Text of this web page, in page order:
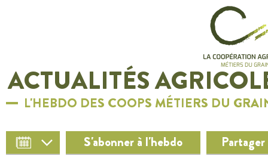
ACTUALITÉS
L'HEBDO DES COOPS MÉTIERS DU
S'abonner à l'hebdo Partager